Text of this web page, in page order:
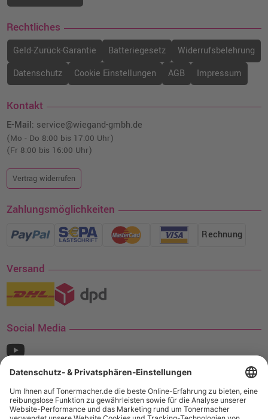
Rechtliches
Geld-Zurück-Garantie Batteriegesetz
Widerrufsbelehrung
Datenschutz
Cookie Einstellungen AGB Impressum
Kontakt
E-Mail: service@wiegand-gmbh.de
(Mo - Do 8:00 bis 17:00 Uhr)
(Fr 8:00 bis 16:00 Uhr)
Vertrag widerrufen
Zahlungsmöglichkeiten
Rechnung
Versand
Social Media
¹ Nur gültig für den Versand innerhalb Deutschlands. Befindet sich ein Warenwert
von mindestens 35€ (inkl. Mwst.) an Ampertec Artikeln in Ihrem Warenkorb, ist der
Versand für Sie kostenfrei.